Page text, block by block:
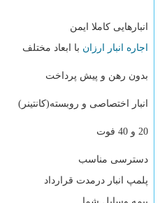
انبارهایی کاملا ایمن
اجاره انبار ارزان با ابعاد مختلف
بدون رهن و پیش پرداخت
انبار اختصاصی و روبسته(کانتینر)
20 و 40 فوت
دسترسی مناسب
پلمپ انبار درمدت قرارداد